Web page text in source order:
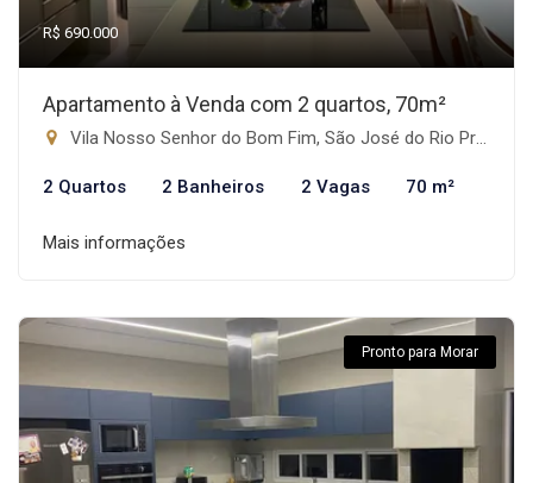
R$ 690.000
Apartamento à Venda com 2 quartos, 70m²
Vila Nosso Senhor do Bom Fim, São José do Rio Preto-SP
2 Quartos 2 Banheiros 2 Vagas 70 m²
Mais informações
Pronto para Morar